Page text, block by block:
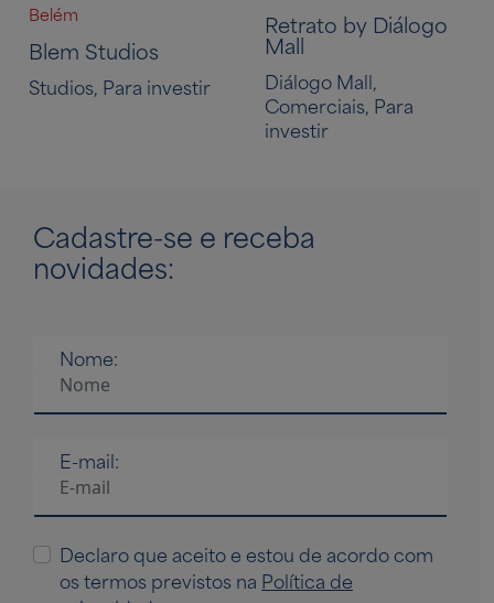
Belém
Blem Studios
Studios, Para investir
Retrato by Diálogo
Mall
Diálogo Mall,
Comerciais, Para
investir
Cadastre-se e receba
novidades:
Nome:
E-mail:
Declaro que aceito e estou de acordo com
os termos previstos na Política de